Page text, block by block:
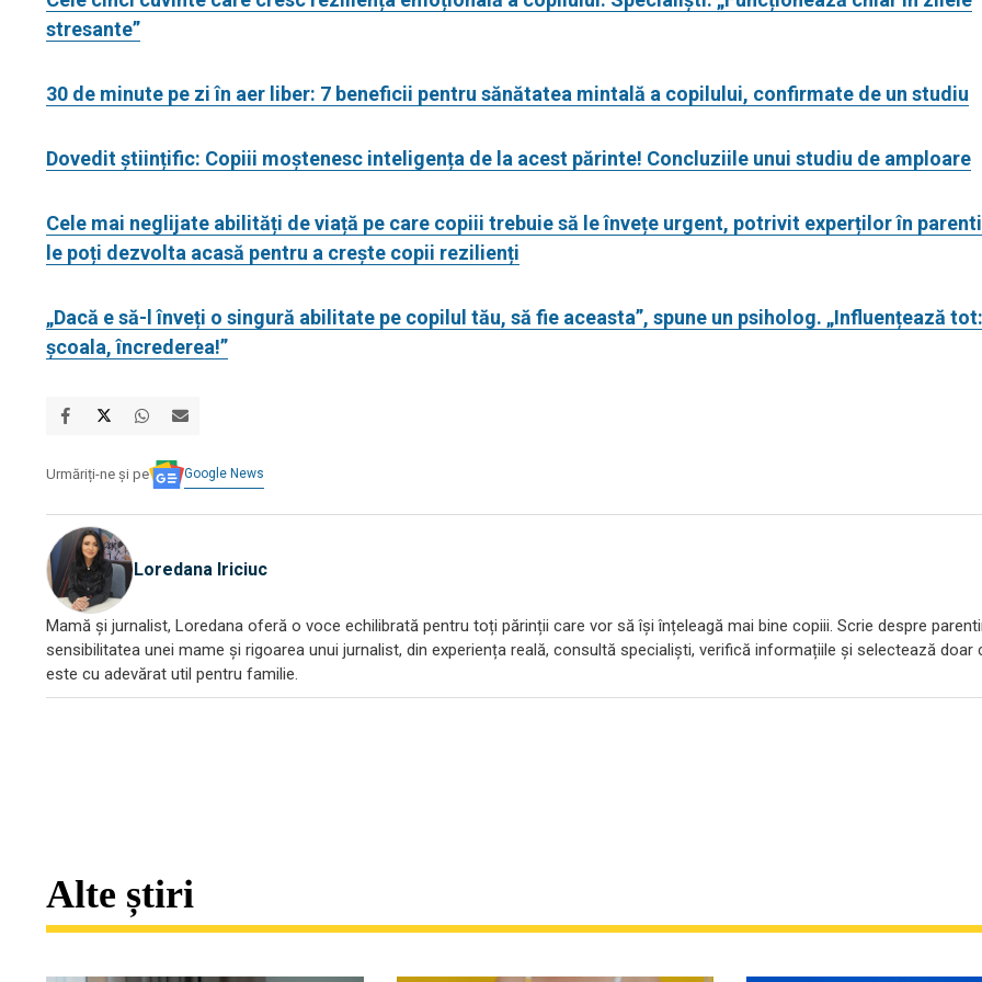
stresante”
30 de minute pe zi în aer liber: 7 beneficii pentru sănătatea mintală a copilului, confirmate de un studiu
Dovedit științific: Copiii moștenesc inteligența de la acest părinte! Concluziile unui studiu de amploare
Cele mai neglijate abilități de viață pe care copiii trebuie să le învețe urgent, potrivit experților în
le poți dezvolta acasă pentru a crește copii rezilienți
„Dacă e să-l înveți o singură abilitate pe copilul tău, să fie aceasta”, spune un psiholog. „Influențează
școala, încrederea!”
Urmăriți-ne și pe Google News
Loredana Iriciuc
Mamă și jurnalist, Loredana oferă o voce echilibrată pentru toți părinții care vor să își înțeleagă mai bine copiii. Scrie despre
sensibilitatea unei mame și rigoarea unui jurnalist, din experiența reală, consultă specialiști, verifică informațiile și selectează doar
este cu adevărat util pentru familie.
Alte știri